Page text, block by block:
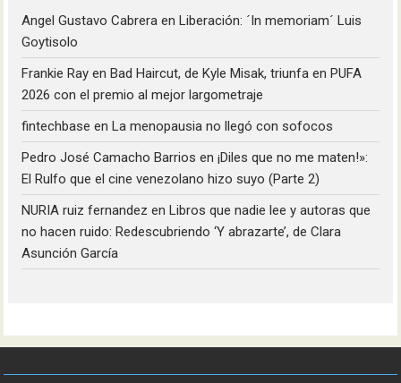
Angel Gustavo Cabrera en Liberación: ´In memoriam´ Luis
Goytisolo
Frankie Ray en Bad Haircut, de Kyle Misak, triunfa en PUFA
2026 con el premio al mejor largometraje
fintechbase en La menopausia no llegó con sofocos
Pedro José Camacho Barrios en¡Diles que no me maten!»:
El Rulfo que el cine venezolano hizo suyo (Parte 2)
NURIA ruiz fernandez en Libros que nadie lee y autoras que
no hacen ruido: Redescubriendo ‘Y abrazarte’, de Clara
Asunción García